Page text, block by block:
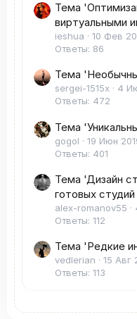
Тема
виртуальными
ieshua
10 Фев
Ответы: 86
Тема
sergei-1515x
4
Ответы: 472
Тема
gogol
19 Июн
Ответы: 401
Тема 'Дизайн
готовых студий
alex-romanov55
Ответы: 112
Тема 'Редкие
vedlerian
15 Авг
Ответы: 113